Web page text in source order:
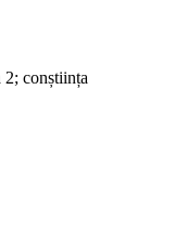
2; conștiința